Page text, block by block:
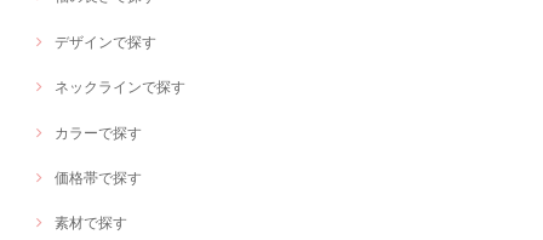
デザインで探す
ネックラインで探す
カラーで探す
価格帯で探す
素材で探す